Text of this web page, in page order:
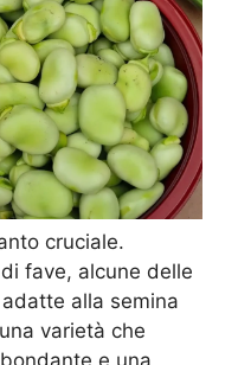
cruciale.
fave, alcune delle
alla semina
varietà che
e una